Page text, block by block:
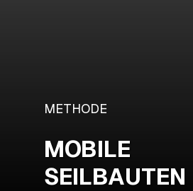
METHODE
MOBILE
SEILBAUTEN